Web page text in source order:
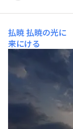
払暁払暁の光
来にける